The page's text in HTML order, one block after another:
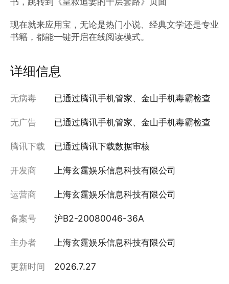
现在就来应用宝，无论是热门小说、经典文学还是专业
书籍，都能一键开启在线阅读模式。
详细信息
无病毒 已通过腾讯手机管家、金山手机毒霸检查
无广告 已通过腾讯手机管家、金山手机毒霸检查
腾讯下载 已通过腾讯下载数据审核
开发商 上海玄霆娱乐信息科技有限公司
运营商 上海玄霆娱乐信息科技有限公司
备案号 沪B2-20080046-36A
主办者 上海玄霆娱乐信息科技有限公司
更新时间 2026.7.27